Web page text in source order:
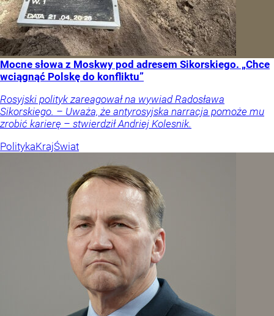
Mocne słowa z Moskwy pod adresem Sikorskiego. „Chce
wciągnąć Polskę do konfliktu”
Rosyjski polityk zareagował na wywiad Radosława
Sikorskiego. – Uważa, że antyrosyjska narracja pomoże mu
zrobić karierę – stwierdził Andriej Kolesnik.
PolitykaKrajŚwiat